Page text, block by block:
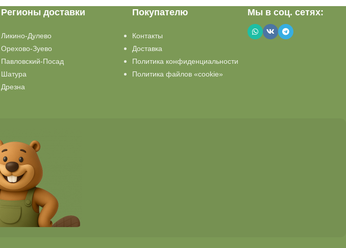
Регионы доставки
Ликино-Дулево
Орехово-Зуево
Павловский-Посад
Шатура
Дрезна
Покупателю
Контакты
Доставка
Политика конфиденциальности
Политика файлов «cookie»
Мы в соц. сетях: